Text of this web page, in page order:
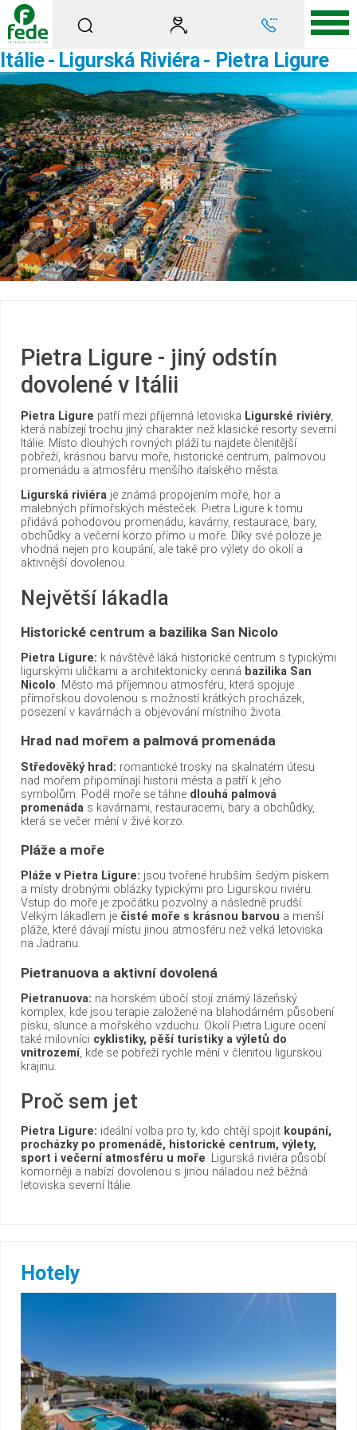
Itálie- Ligurská Riviéra- Pietra Ligure
Pietra Ligure - jiný odstín
dovolené v Itálii
Pietra Ligure patří mezi příjemná letoviska Ligurské riviéry,
která nabízejí trochu jiný charakter než klasické resorty severní
Itálie. Místo dlouhých rovných pláží tu najdete členitější
pobřeží, krásnou barvu moře, historické centrum, palmovou
promenádu a atmosféru menšího italského města.
Ligurská riviéra je známá propojením moře, hor a
malebných přímořských městeček. Pietra Ligure k tomu
přidává pohodovou promenádu, kavárny, restaurace, bary,
obchůdky a večerní korzo přímo u moře. Díky své poloze je
vhodná nejen pro koupání, ale také pro výlety do okolí a
aktivnější dovolenou.
Největší lákadla
Historické centrum a bazilika San Nicolo
Pietra Ligure: k návštěvě láká historické centrum s typickými
ligurskými uličkami a architektonicky cenná bazilika San
Nicolo. Město má příjemnou atmosféru, která spojuje
přímořskou dovolenou s možností krátkých procházek,
posezení v kavárnách a objevování místního života.
Hrad nad mořem a palmová promenáda
Středověký hrad: romantické trosky na skalnatém útesu
nad mořem připomínají historii města a patří k jeho
symbolům. Podél moře se táhne dlouhá palmová
promenáda s kavárnami, restauracemi, bary a obchůdky,
která se večer mění v živé korzo.
Pláže a moře
Pláže v Pietra Ligure: jsou tvořené hrubším šedým pískem
a místy drobnými oblázky typickými pro Ligurskou riviéru.
Vstup do moře je zpočátku pozvolný a následně prudší.
Velkým lákadlem je čisté moře s krásnou barvou a menší
pláže, které dávají místu jinou atmosféru než velká letoviska
na Jadranu.
Pietranuova a aktivní dovolená
Pietranuova: na horském úbočí stojí známý lázeňský
komplex, kde jsou terapie založené na blahodárném působení
písku, slunce a mořského vzduchu. Okolí Pietra Ligure ocení
také milovníci cyklistiky, pěší turistiky a výletů do
vnitrozemí, kde se pobřeží rychle mění v členitou ligurskou
krajinu.
Proč sem jet
Pietra Ligure: ideální volba pro ty, kdo chtějí spojit koupání,
procházky po promenádě, historické centrum, výlety,
sport i večerní atmosféru u moře. Ligurská riviéra působí
komorněji a nabízí dovolenou s jinou náladou než běžná
letoviska severní Itálie.
Hotely